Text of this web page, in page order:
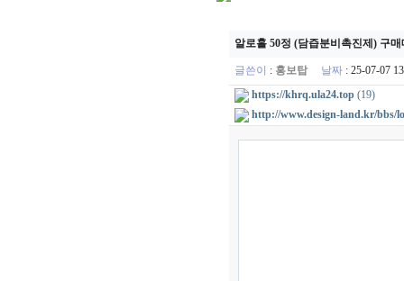
알로홀 50정 (담즙분비촉진제) 구
글쓴이 : 홍보탑 날짜 : 25-07-07
https://khrq.ula24.top (19)
http://www.design-land.kr/